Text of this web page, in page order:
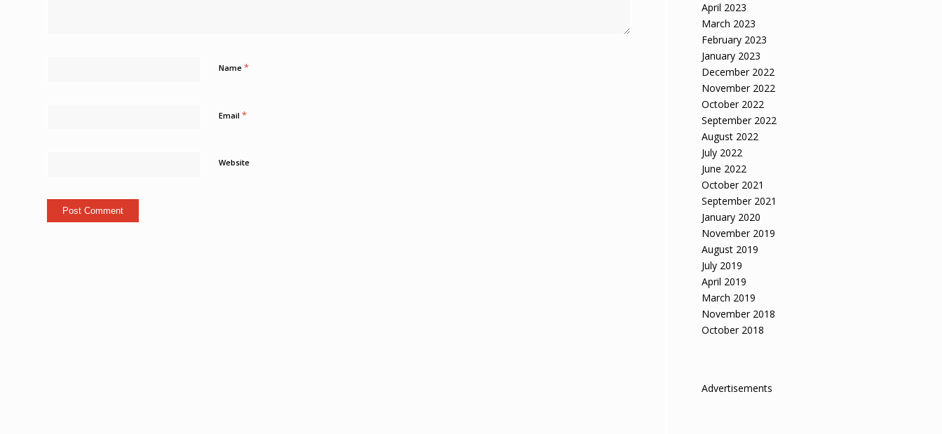
Name *
Email *
Website
April 2023
March 2023
February 2023
January 2023
December 2022
November 2022
October 2022
September 2022
August 2022
July 2022
June 2022
October 2021
September 2021
January 2020
November 2019
August 2019
July 2019
April 2019
March 2019
November 2018
October 2018
Advertisements